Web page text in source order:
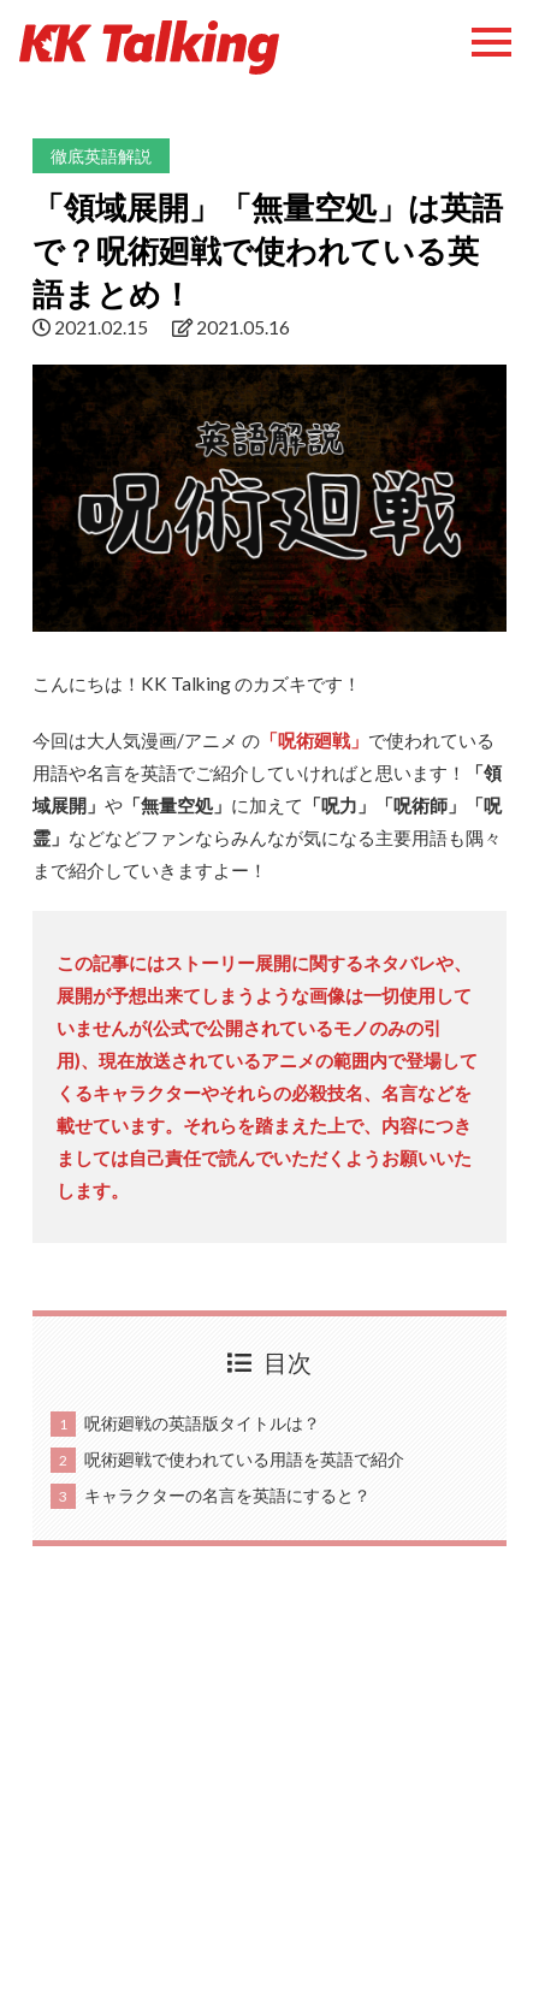
徹底英語解説
「領域展開」「無量空処」は英語
で？呪術廻戦で使われている英
語まとめ！
2021.02.15 2021.05.16
こんにちは！KK Talking のカズキです！
今回は大人気漫画/アニメ の「呪術廻戦」 で使われている
用語や名言を英語でご紹介していければと思います！
「領
域展開」 や「無量空処」 に加えて
「呪力」「呪術師」「呪
霊」 などなどファンならみんなが気になる主要用語も隅々
まで紹介していきますよー！
この記事にはストーリー展開に関するネタバレや、
展開が予想出来てしまうような画像は一切使用して
いませんが(公式で公開されているモノのみの引
用)、現在放送されているアニメの範囲内で登場して
くるキャラクターやそれらの必殺技名、名言などを
載せています。それらを踏まえた上で、内容につき
ましては自己責任で読んでいただくようお願いいた
します。
目次
1 呪術廻戦の英語版タイトルは？
2 呪術廻戦で使われている用語を英語で紹介
3 キャラクターの名言を英語にすると？